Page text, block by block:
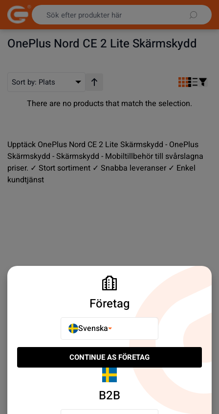
Hoppa till innehållet
OnePlus Nord CE 2 Lite Skärmskydd
Sort by: Plats
Stigande ordning
There are no products that match the selection.
Upptäck OnePlus Nord CE 2 Lite Skärmskydd - OnePlus
Skärmskydd - Skärmskydd - Mobiltillbehör till svårslagna
priser. ✓ Stort sortiment ✓ Snabba leveranser ✓ Enkel
kundtjänst
Företag
Svenska
CONTINUE AS FÖRETAG
B2B